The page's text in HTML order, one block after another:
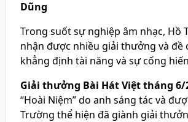
Dũng
Trong suốt sự nghiệp âm nhạc, Hồ
nhận được nhiều giải thưởng và đề
khẳng định tài năng và sự cống
Giải thưởng Bài Hát Việt tháng 6/
“Hoài Niệm” do anh sáng tác và
Trường thể hiện đã giành giải